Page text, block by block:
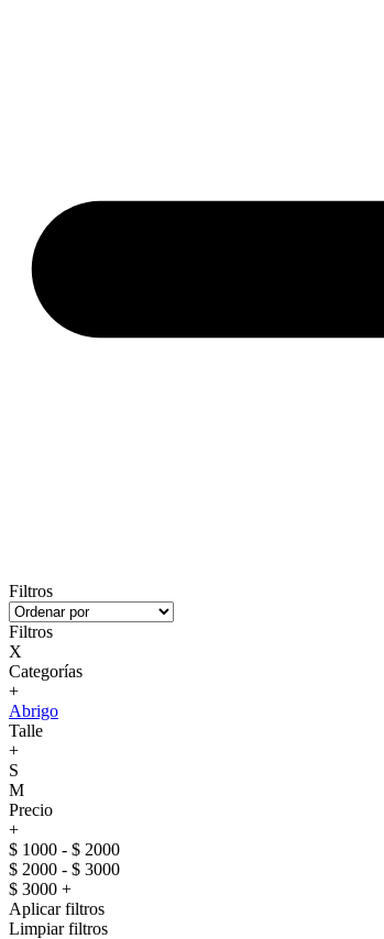
Filtros
Filtros
X
Categorías
+
Abrigo
Talle
+
S
M
Precio
+
$ 1000 - $ 2000
$ 2000 - $ 3000
$ 3000 +
Aplicar filtros
Limpiar filtros